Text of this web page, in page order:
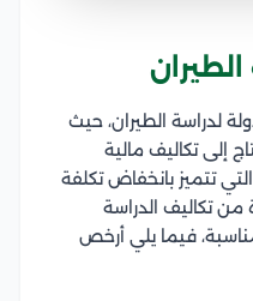
لدراسة الطيران، حيث
إلى تكاليف مالية
تتميز بانخفاض تكلفة
من تكاليف الدراسة
فيما يلي أرخص